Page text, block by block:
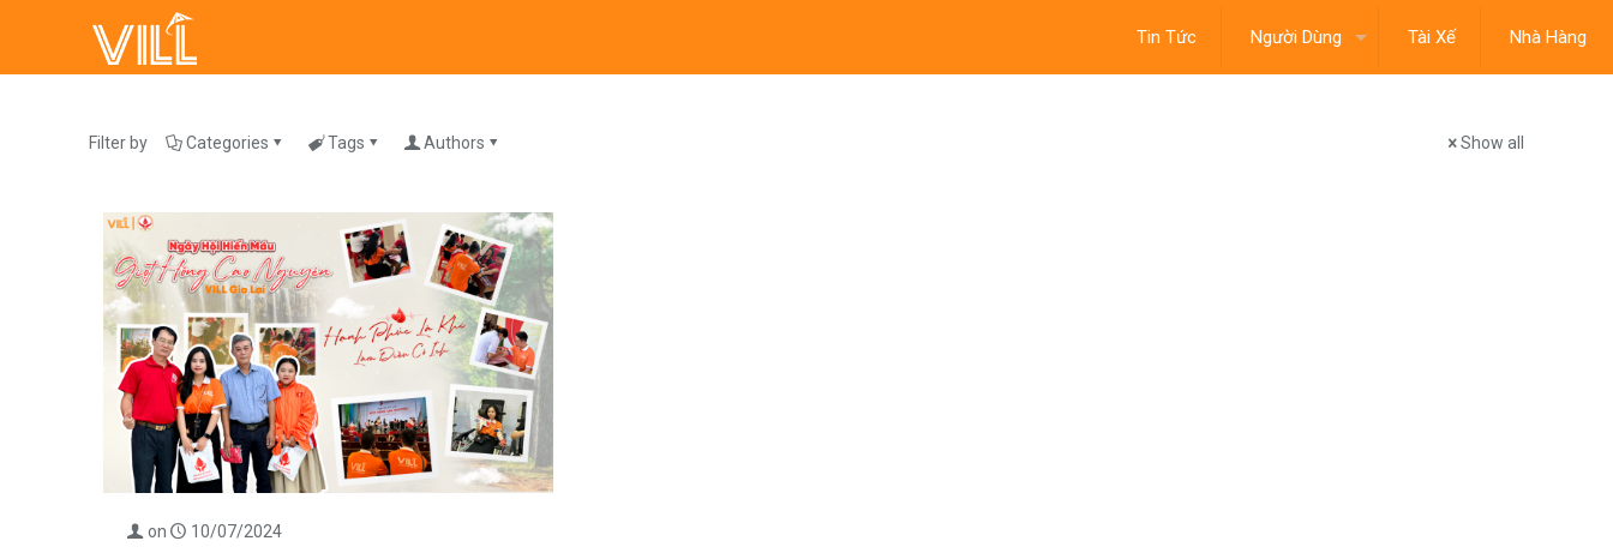
Tin Tức Người Dùng Tài Xế Nhà Hàng
Filter by Categories Tags Authors Show all
on 10/07/2024